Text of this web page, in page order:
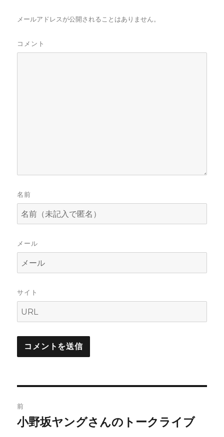
メールアドレスが公開されることはありません。
コメント
名前
メール
サイト
稿
前
前
小野坂ヤングさんのトークライブ